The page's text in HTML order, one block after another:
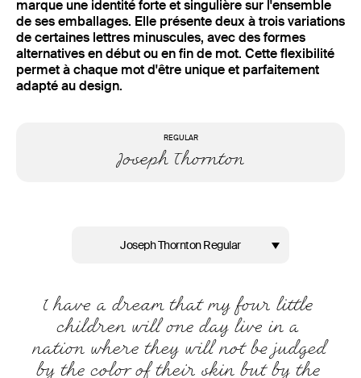
marque une identité forte et singulière sur l'ensemble
de ses emballages. Elle présente deux à trois variations
de certaines lettres minuscules, avec des formes
alternatives en début ou en fin de mot. Cette flexibilité
permet à chaque mot d'être unique et parfaitement
adapté au design.
REGULAR
Joseph Thornton
Joseph Thornton Regular